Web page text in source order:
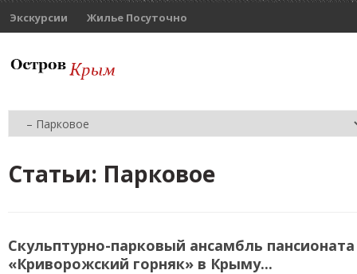
Экскурсии Жилье Посуточно
Статьи: Парковое
Скульптурно-парковый ансамбль пансионата
«Криворожский горняк» в Крыму...